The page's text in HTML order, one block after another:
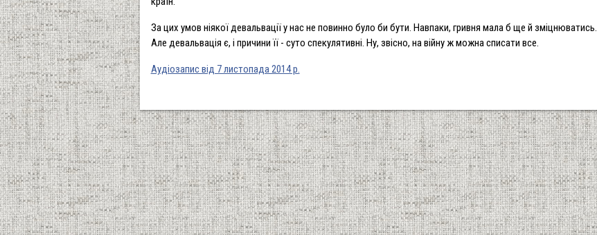
За цих умов ніякої девальвації у нас не повинно було би бути. Навпаки, гривня мала б ще й зміцнюватись.
Але девальвація є, і причини її - суто спекулятивні. Ну, звісно, на війну ж можна списати все.
Аудіозапис від 7 листопада 2014 р.